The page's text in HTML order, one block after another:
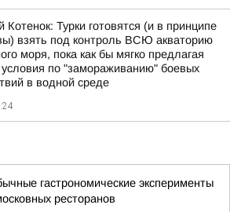
Котенок: Турки готовятся (и в принципе
взять под контроль ВСЮ акваторию
моря, пока как бы мягко предлагая
условия по "замораживанию" боевых
в водной среде
гастрономические эксперименты
ресторанов